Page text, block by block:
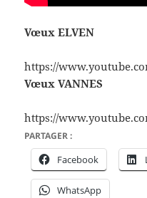
Vœux ELVEN
https://
Vœux VANNES
https://
PARTAGER :
Facebook
WhatsApp